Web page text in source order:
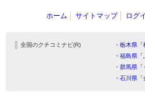
ホーム サイトマップ ログ
全国のクチコミナビ(R) ・栃木県「
・福島県「
・群馬県「
・石川県「